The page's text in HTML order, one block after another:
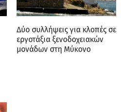
Δύο συλλήψεις για κλοπές σε
εργοτάξια ξενοδοχειακών
μονάδων στη Μύκονο